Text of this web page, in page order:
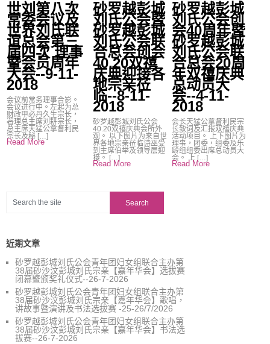
世刘第八次
常委会议及
世界刘氏联
谊总会第三
届四次 理事
暨会员周年
大会--9-11-
2018
会议前常务理事合影。
会议进行中。左起为总
财政甲必丹久生宗长，
署理总主席刘耕宗长，
总主席天猛公拿督利民
宗长及秘 […]
Read More
砂罗越彭城
刘氏公会暨
砂罗越彭城
刘氏公会联
合总会创会
40.20双禧
庆典迎接各
地宗亲莅
临--8-11-
2018
砂罗越彭城刘氏公会
40.20双禧庆典会所外
观。 以下图片为来自世
界各地宗亲莅临诗巫受
到主席伯举及领导层迎
接。 […]
Read More
砂罗越彭城
刘氏公会创
会40周年暨
砂罗越彭城
刘氏公会联
合总会20周
年双禧庆典
总动员大
会--4-11-
2018
会长天猛公拿督利民宗
长致词及汇报双禧庆典
活动项目。 上下图片为
理事，团委，组委及乐
龄组组委出席总动员大
会。 上 […]
Read More
近期文章
砂罗越彭城刘氏公会青年团妇女组联合主办第
38届砂沙汶彭城刘氏宗亲【嘉年华会】选拔赛
闭幕暨颁奖礼仪式--26-7-2026
砂罗越彭城刘氏公会青年团妇女组联合主办第
38届砂沙汶彭城刘氏宗亲【嘉年华会】歌唱，
讲故事暨演讲及书法选拔赛 -25-26/7/2026
砂罗越彭城刘氏公会青年团妇女组联合主办第
38届砂沙汶彭城刘氏宗亲【嘉年华会】书法选
拔赛--26-7-2026